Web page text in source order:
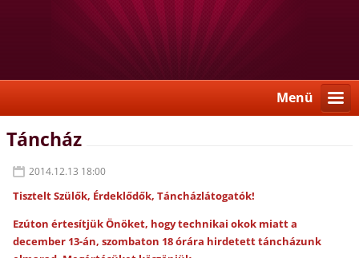
Menü
Táncház
2014.12.13 18:00
Tisztelt Szülők, Érdeklődők, Táncházlátogatók!
Ezúton értesítjük Önöket, hogy technikai okok miatt a
december 13-án, szombaton 18 órára hirdetett táncházunk